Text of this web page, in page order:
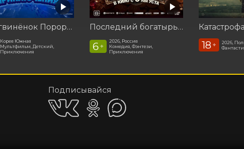
Пингвинёнок Пороро: Подводные приключения
Корея Южная
Мультфильм, Детский,
Приключения
Последний богатырь. Колобок
6 +
2026, Россия
Комедия, Фэнтези,
Приключения
18 +
2026,
Подписывайся